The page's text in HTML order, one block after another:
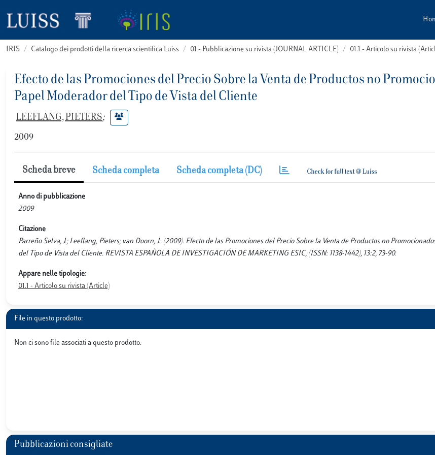
IRIS Catalogo dei prodotti della ricerca scientifica Luiss 01 - Pubblicazione su rivista (JOURNAL ARTICLE) 01.1 - Articolo su rivista
Efecto de las Promociones del Precio Sobre la Venta de Productos no
Papel Moderador del Tipo de Vista del Cliente
LEEFLANG, PIETERS;
2009
Scheda breve Scheda completa Scheda completa (DC)
Anno di pubblicazione
2009
Citazione
Parreño Selva, J.; Leeflang, Pieters; van Doorn, J.. (2009). Efecto de las Promociones del Precio Sobre la Venta de Productos no
del Tipo de Vista del Cliente. REVISTA ESPAÑOLA DE INVESTIGACIÓN DE MARKETING ESIC, (ISSN: 1138-1442), 13:2, 73-90.
Appare nelle tipologie:
01.1 - Articolo su rivista (Article)
File in questo prodotto:
Non ci sono file associati a questo prodotto.
Pubblicazioni consigliate